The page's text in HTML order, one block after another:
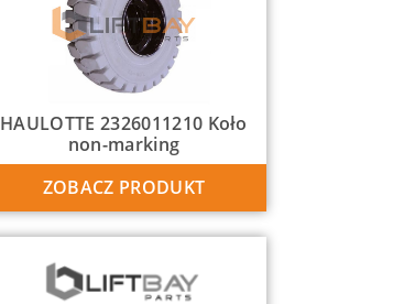
HAULOTTE 2326011210 Koło
non-marking
ZOBACZ PRODUKT